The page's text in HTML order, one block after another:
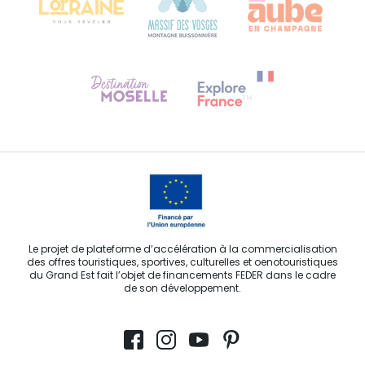
Contactez-nous
Le projet de plateforme d’accélération à la commercialisation
des offres touristiques, sportives, culturelles et oenotouristiques
du Grand Est fait l’objet de financements FEDER dans le cadre
de son développement.